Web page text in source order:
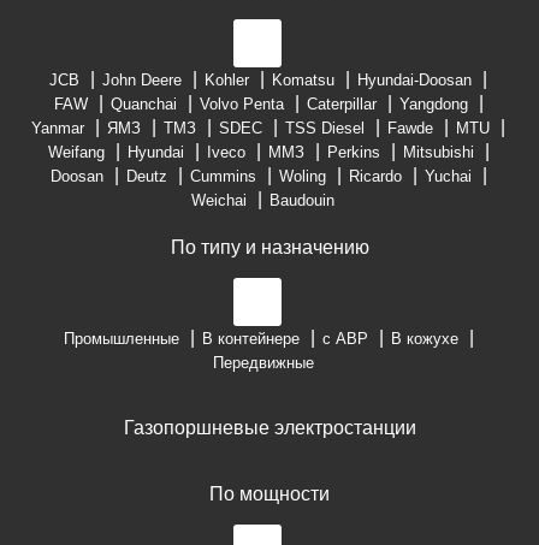
JCB John Deere Kohler Komatsu
Hyundai-Doosan
FAW
Quanchai Volvo Penta Caterpillar
Yangdong
Yanmar
ЯМЗ ТМЗ SDEC TSS Diesel Fawde
MTU
Weifang
Hyundai Iveco ММЗ Perkins
Mitsubishi
Doosan
Deutz Cummins Woling Ricardo
Yuchai
Weichai
Baudouin
По типу и назначению
Промышленные В контейнере с АВР
В кожухе
Передвижные
Газопоршневые электростанции
По мощности